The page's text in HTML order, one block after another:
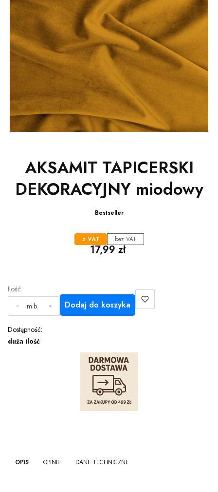
AKSAMIT TAPICERSKI
DEKORACYJNY miodowy
Bestseller
z VAT bez VAT
Cena
17,99 zł
Ilość
m.b.
Dodaj do koszyka
Dostępność:
duża ilość
OPIS OPINIE DANE TECHNICZNE